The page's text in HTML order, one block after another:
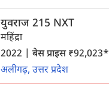
युवराज 215 NXT
महिंद्रा
2022 | बेस प्राइस ₹92,023*
अलीगढ़, उत्तर प्रदेश